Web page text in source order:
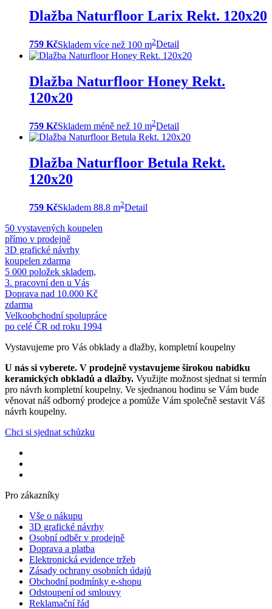
Dlažba Naturfloor Larix Rekt. 120x20
759 KčSkladem více než 100 m2Detail
Dlažba Naturfloor Honey Rekt.
120x20
759 KčSkladem méně než 10 m2Detail
Dlažba Naturfloor Betula Rekt.
120x20
759 KčSkladem 88.8 m2Detail
50 vystavených koupelen
přímo v prodejně
3D grafické návrhy
koupelen zdarma
5 000 položek skladem,
3. pracovní den u Vás
Doprava nad 10.000 Kč
zdarma
Velkoobchodní spolupráce
po celé ČR od roku 1994
Vystavujeme pro Vás obklady a dlažby, kompletní koupelny
U nás si vyberete. V prodejně vystavujeme širokou nabídku
keramických obkladů a dlažby. Využijte možnost sjednat si termín
pro návrh kompletní koupelny. Ve sjednanou hodinu se Vám bude
věnovat náš odborný prodejce a pomůže Vám společně sestavit Váš
návrh koupelny.
Chci si sjednat schůzku
Pro zákazníky
Vše o nákupu
3D grafické návrhy
Osobní odběr v prodejně
Doprava a platba
Elektronická evidence tržeb
Zásady ochrany osobních údajů
Obchodní podmínky e-shopu
Odstoupení od smlouvy
Reklamační řád